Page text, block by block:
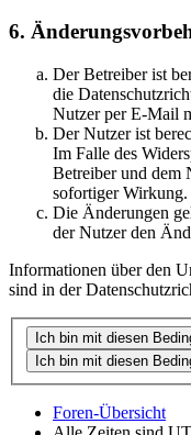
6.
Der Betreiber ist
die
Nutzer per E-Mail
Der Nutzer ist
Im Falle des
Betreiber und dem
sofortiger Wirkung.
Die Änderungen
der Nutzer den
Informationen über den
sind in der
Foren-Übersicht